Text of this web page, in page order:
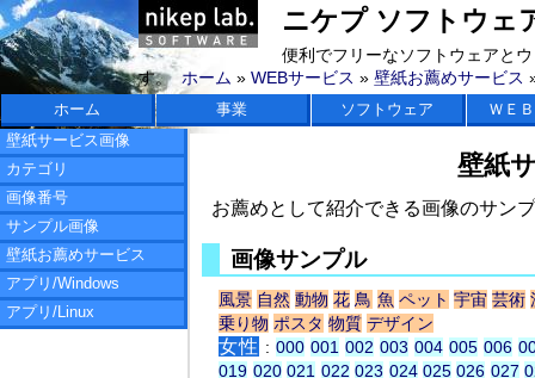
ニケプ ソフトウェ
便利でフリーなソフトウェアと
す。 ホーム »WEBサービス »壁紙お薦めサービス
ホーム 事業 ソフトウェア
ＷＥ
壁紙サービス画像
カテゴリ
画像番号
サンプル画像
壁紙お薦めサービス
アプリ/Windows
アプリ/Linux
壁紙
お薦めとして紹介できる画像のサン
画像サンプル
風景 自然 動物 花 鳥 魚 ペット 宇宙 芸術
乗り物 ポスタ 物質 デザイン
女性 :000 001 002 003 004 005 006
019 020 021 022 023 024 025 026 027